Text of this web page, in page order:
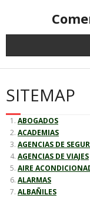
SITEMAP
ABOGADOS
ACADEMIAS
AGENCIAS DE
AGENCIAS DE VIAJES
AIRE
ALARMAS
ALBAÑILES